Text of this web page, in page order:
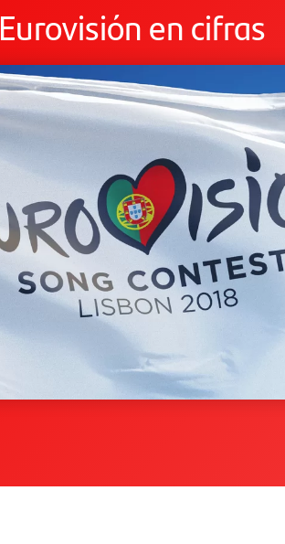
Eurovisión en cifras